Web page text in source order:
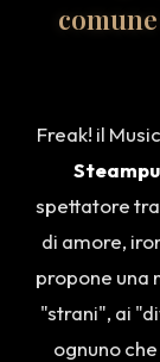
Freak! il
spettatore
di amore,
propone una
"strani", ai
ognuno